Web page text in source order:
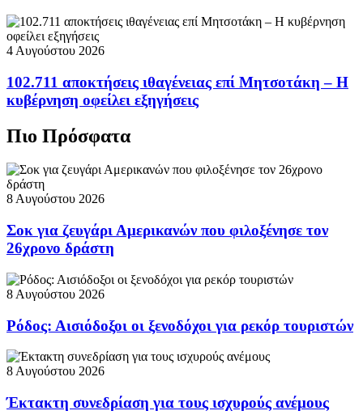
4 Αυγούστου 2026
102.711 αποκτήσεις ιθαγένειας επί Μητσοτάκη – Η
κυβέρνηση οφείλει εξηγήσεις
Πιο Πρόσφατα
8 Αυγούστου 2026
Σοκ για ζευγάρι Αμερικανών που φιλοξένησε τον
26χρονο δράστη
8 Αυγούστου 2026
Ρόδος: Αισιόδοξοι οι ξενοδόχοι για ρεκόρ τουριστών
8 Αυγούστου 2026
Έκτακτη συνεδρίαση για τους ισχυρούς ανέμους